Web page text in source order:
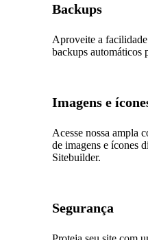
Backups
Aproveite a
backups automáticos
Imagens e
Acesse nossa ampla
de imagens e ícones
Sitebuilder.
Segurança